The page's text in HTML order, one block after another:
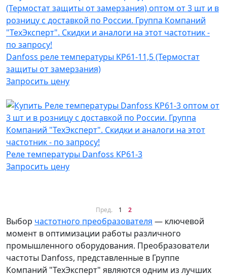
Danfoss реле температуры KP61-11,5 (Термостат
защиты от замерзания)
Запросить цену
Реле температуры Danfoss KP61-3
Запросить цену
Пред. 1 2
Выбор частотного преобразователя — ключевой
момент в оптимизации работы различного
промышленного оборудования. Преобразователи
частоты Danfoss, представленные в Группе
Компаний "ТехЭксперт" являются одним из лучших